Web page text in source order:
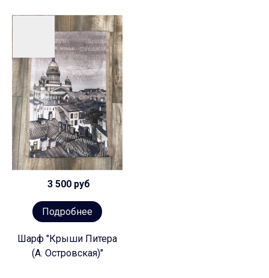
3 500 руб
Подробнее
Шарф "Крыши Питера
(А. Островская)"